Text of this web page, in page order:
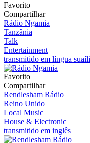
Favorito
Compartilhar
Rádio Ngamia
Tanzânia
Talk
Entertainment
transmitido em língua suaíli
Favorito
Compartilhar
Rendlesham Rádio
Reino Unido
Local Music
House & Electronic
transmitido em inglês